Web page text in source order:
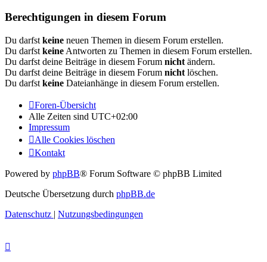
Berechtigungen in diesem Forum
Du darfst keine neuen Themen in diesem Forum erstellen.
Du darfst keine Antworten zu Themen in diesem Forum erstellen.
Du darfst deine Beiträge in diesem Forum nicht ändern.
Du darfst deine Beiträge in diesem Forum nicht löschen.
Du darfst keine Dateianhänge in diesem Forum erstellen.
Foren-Übersicht
Alle Zeiten sind UTC+02:00
Impressum
Alle Cookies löschen
Kontakt
Powered by phpBB® Forum Software © phpBB Limited
Deutsche Übersetzung durch phpBB.de
Datenschutz | Nutzungsbedingungen